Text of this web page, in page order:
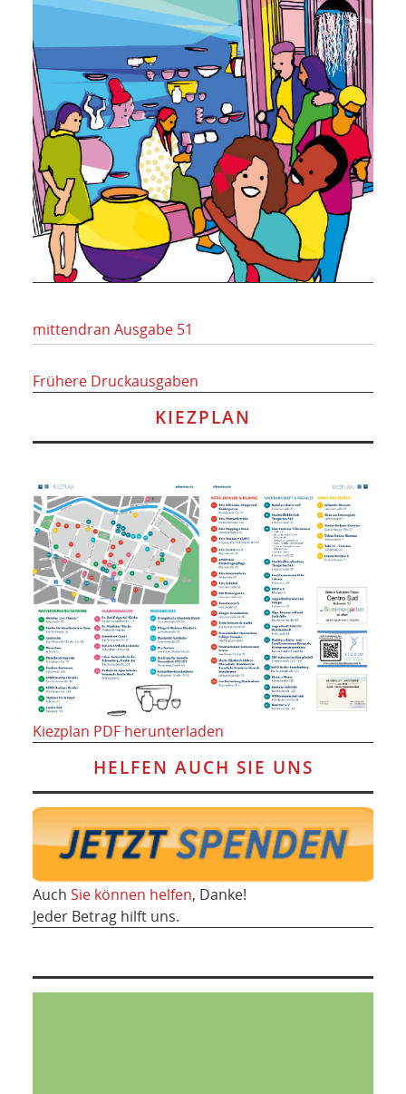
mittendran Ausgabe 51
Frühere Druckausgaben
KIEZPLAN
Kiezplan PDF herunterladen
HELFEN AUCH SIE UNS
Auch Sie können helfen, Danke!
Jeder Betrag hilft uns.